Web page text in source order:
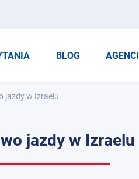
BLOG AGENCI
jazdy w Izraelu
jazdy w Izraelu